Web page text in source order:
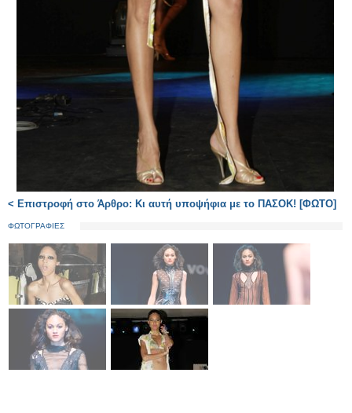
< Επιστροφή στο Άρθρο: Κι αυτή υποψήφια με το ΠΑΣΟΚ! [ΦΩΤΟ]
ΦΩΤΟΓΡΑΦΙΕΣ